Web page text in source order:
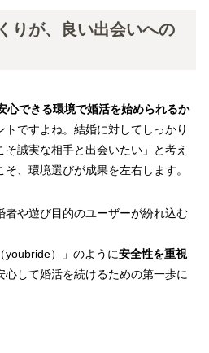
りが、良い出会いへの
心できる環境で婚活を始められるか
トですよね。結婚に対してしっかり
誠実な相手と出会いたい」と考え
、環境選びが成果を左右します。
者や遊び目的のユーザーが紛れ込む
youbride）」のように安全性を重視
心して婚活を続けるための第一歩に